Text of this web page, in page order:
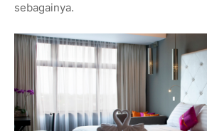
sebagainya.